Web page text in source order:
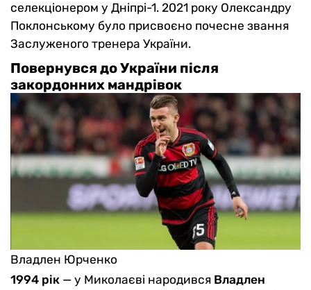
селекціонером у Дніпрі-1. 2021 року Олександру
Поклонському було присвоєно почесне звання
Заслуженого тренера України.
Повернувся до України після
закордонних мандрівок
Владлен Юрченко
1994 рік — у Миколаєві народився Владлен